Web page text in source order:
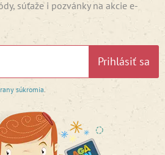
súťaže i pozvánky na akcie e-
Prihlásiť sa
súkromia